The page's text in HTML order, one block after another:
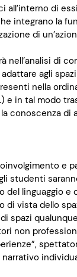
all’interno di
integrano la
di
nell’analisi di
agli
nella
e in tal modo
conoscenza di
e
studenti
del linguaggio e
di vista dello
spazi
non